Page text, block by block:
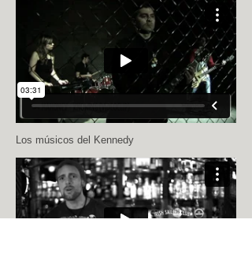
Los músicos del Kennedy